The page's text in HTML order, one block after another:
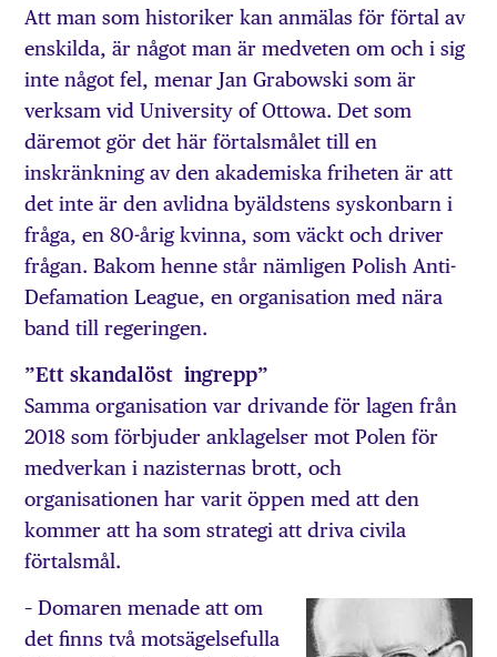
Att man som historiker kan anmälas för förtal av
enskilda, är något man är medveten om och i sig
inte något fel, menar Jan Grabowski som är
verksam vid University of Ottowa. Det som
däremot gör det här förtalsmålet till en
inskränkning av den akademiska friheten är att
det inte är den avlidna byäldstens syskonbarn i
fråga, en 80-årig kvinna, som väckt och driver
frågan. Bakom henne står nämligen Polish Anti-
Defamation League, en organisation med nära
band till regeringen.
”Ett skandalöst ingrepp”
Samma organisation var drivande för lagen från
2018 som förbjuder anklagelser mot Polen för
medverkan i nazisternas brott, och
organisationen har varit öppen med att den
kommer att ha som strategi att driva civila
förtalsmål.
– Domaren menade att om
det finns två motsägelsefulla